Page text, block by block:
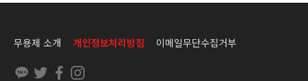
무용제 소개 개인정보처리방침 이메일무단수집거부